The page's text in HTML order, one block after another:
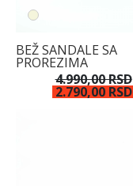
BEŽ SANDALE SA
PROREZIMA
4.990,00 RSD
2.790,00 RSD